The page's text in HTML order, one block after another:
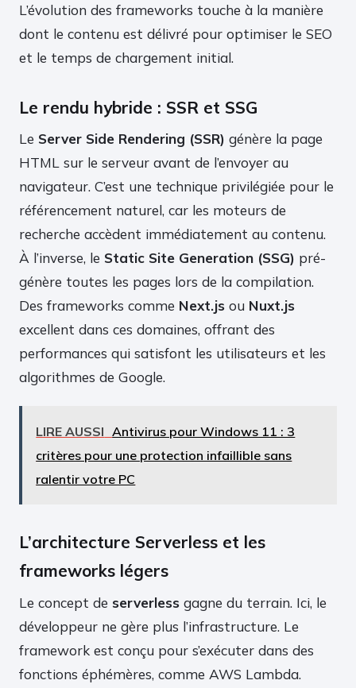
L’évolution des frameworks touche à la manière
dont le contenu est délivré pour optimiser le SEO
et le temps de chargement initial.
Le rendu hybride : SSR et SSG
Le Server Side Rendering (SSR) génère la page
HTML sur le serveur avant de l’envoyer au
navigateur. C’est une technique privilégiée pour le
référencement naturel, car les moteurs de
recherche accèdent immédiatement au contenu.
À l’inverse, le Static Site Generation (SSG) pré-
génère toutes les pages lors de la compilation.
Des frameworks comme Next.js ou Nuxt.js
excellent dans ces domaines, offrant des
performances qui satisfont les utilisateurs et les
algorithmes de Google.
LIRE AUSSI Antivirus pour Windows 11 : 3
critères pour une protection infaillible sans
ralentir votre PC
L’architecture Serverless et les
frameworks légers
Le concept de serverless gagne du terrain. Ici, le
développeur ne gère plus l’infrastructure. Le
framework est conçu pour s’exécuter dans des
fonctions éphémères, comme AWS Lambda.